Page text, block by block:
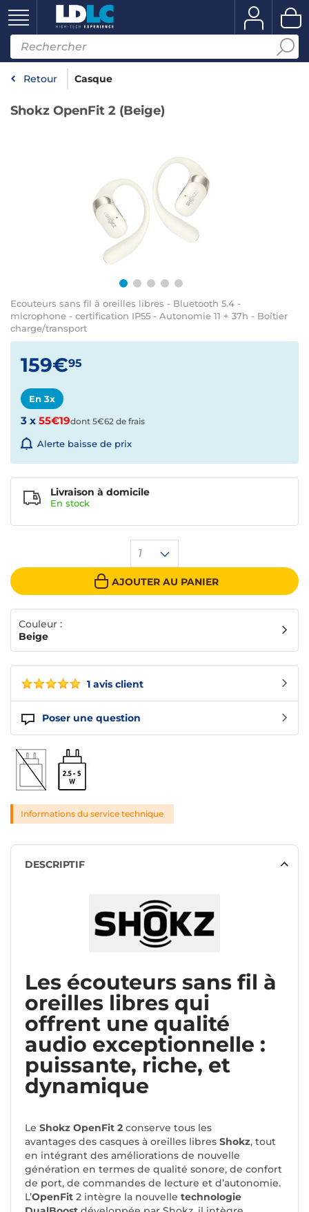
Retour Casque
Shokz OpenFit 2 (Beige)
Ecouteurs sans fil à oreilles libres - Bluetooth 5.4 -
microphone - certification IP55 - Autonomie 11 + 37h - Boîtier
charge/transport
1 avis client
Poser une question
159€95
En 3x
3 x 55€19dont 5€62 de frais
Alerte baisse de prix
1
AJOUTER AU PANIER
Livraison à domicile
En stock
Couleur :
Beige
Informations du service technique
DESCRIPTIF
Les écouteurs sans fil à
oreilles libres qui
offrent une qualité
audio exceptionnelle :
puissante, riche, et
dynamique
Le Shokz OpenFit 2 conserve tous les
avantages des casques à oreilles libres Shokz, tout
en intégrant des améliorations de nouvelle
génération en termes de qualité sonore, de confort
de port, de commandes de lecture et d’autonomie.
L’OpenFit 2 intègre la nouvelle technologie